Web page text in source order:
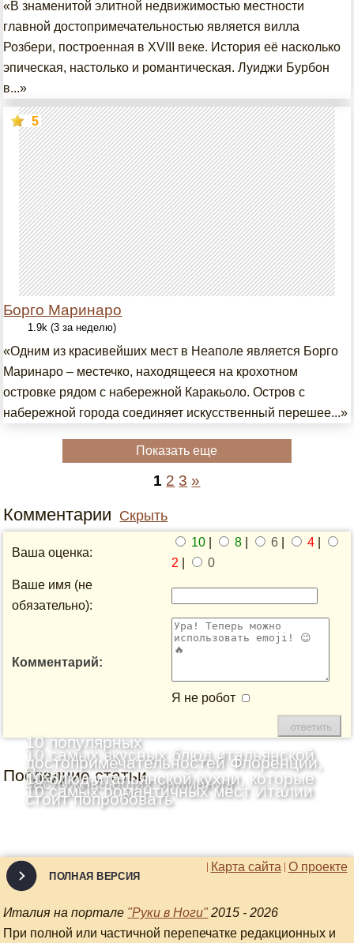
«В знаменитой элитной недвижимостью местности
главной достопримечательностью является вилла
Розбери, построенная в XVIII веке. История её насколько
эпическая, настолько и романтическая. Луиджи Бурбон
в...»
Борго Маринаро
5
1.9k (3 за неделю)
«Одним из красивейших мест в Неаполе является Борго
Маринаро – местечко, находящееся на крохотном
островке рядом с набережной Каракьоло. Остров с
набережной города соединяет искусственный перешее...»
Показать еще
1 2 3 »
Комментарии Скрыть
Ваша оценка:
10 8 6 4
2
0
Ваше имя (не
обязательно):
Комментарий:
Я не робот
Последние статьи
10 самых вкусных блюд итальянской
кухни
10 популярных
достопримечательностей Флоренции,
заслуживающих внимания
10 самых романтичных мест Италии
10 блюд итальянской кухни, которые
стоит попробовать
О проекте
Карта сайта
ПОЛНАЯ ВЕРСИЯ
Италия на портале "Руки в Ноги" 2015 - 2026
При полной или частичной перепечатке редакционных и